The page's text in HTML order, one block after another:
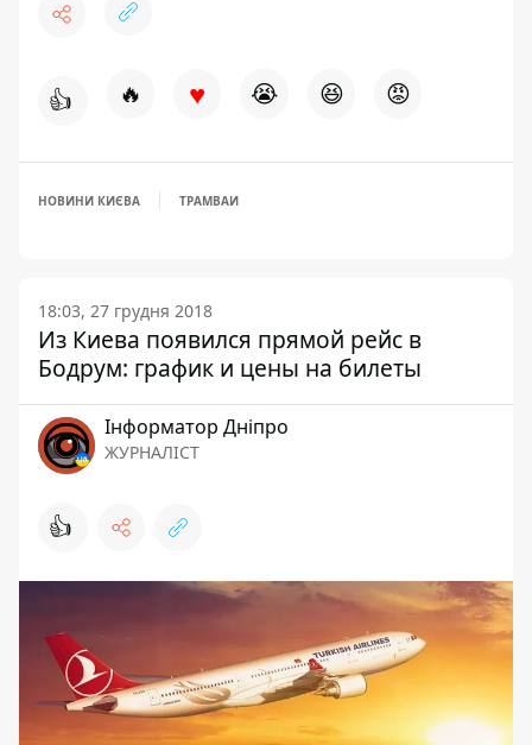
👍 🔥 ♥ 😭 😆 😡
НОВИНИ КИЄВА ТРАМВАИ
18:03, 27 грудня 2018
Из Киева появился прямой рейс в
Бодрум: график и цены на билеты
Інформатор Дніпро
ЖУРНАЛІСТ
👍